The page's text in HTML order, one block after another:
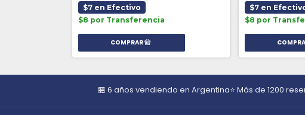
$7 en Efectivo
$8 por Transferencia
$7 en
$8 por
🏪 6 años vendiendo en Argentina⭐ Más de 1200